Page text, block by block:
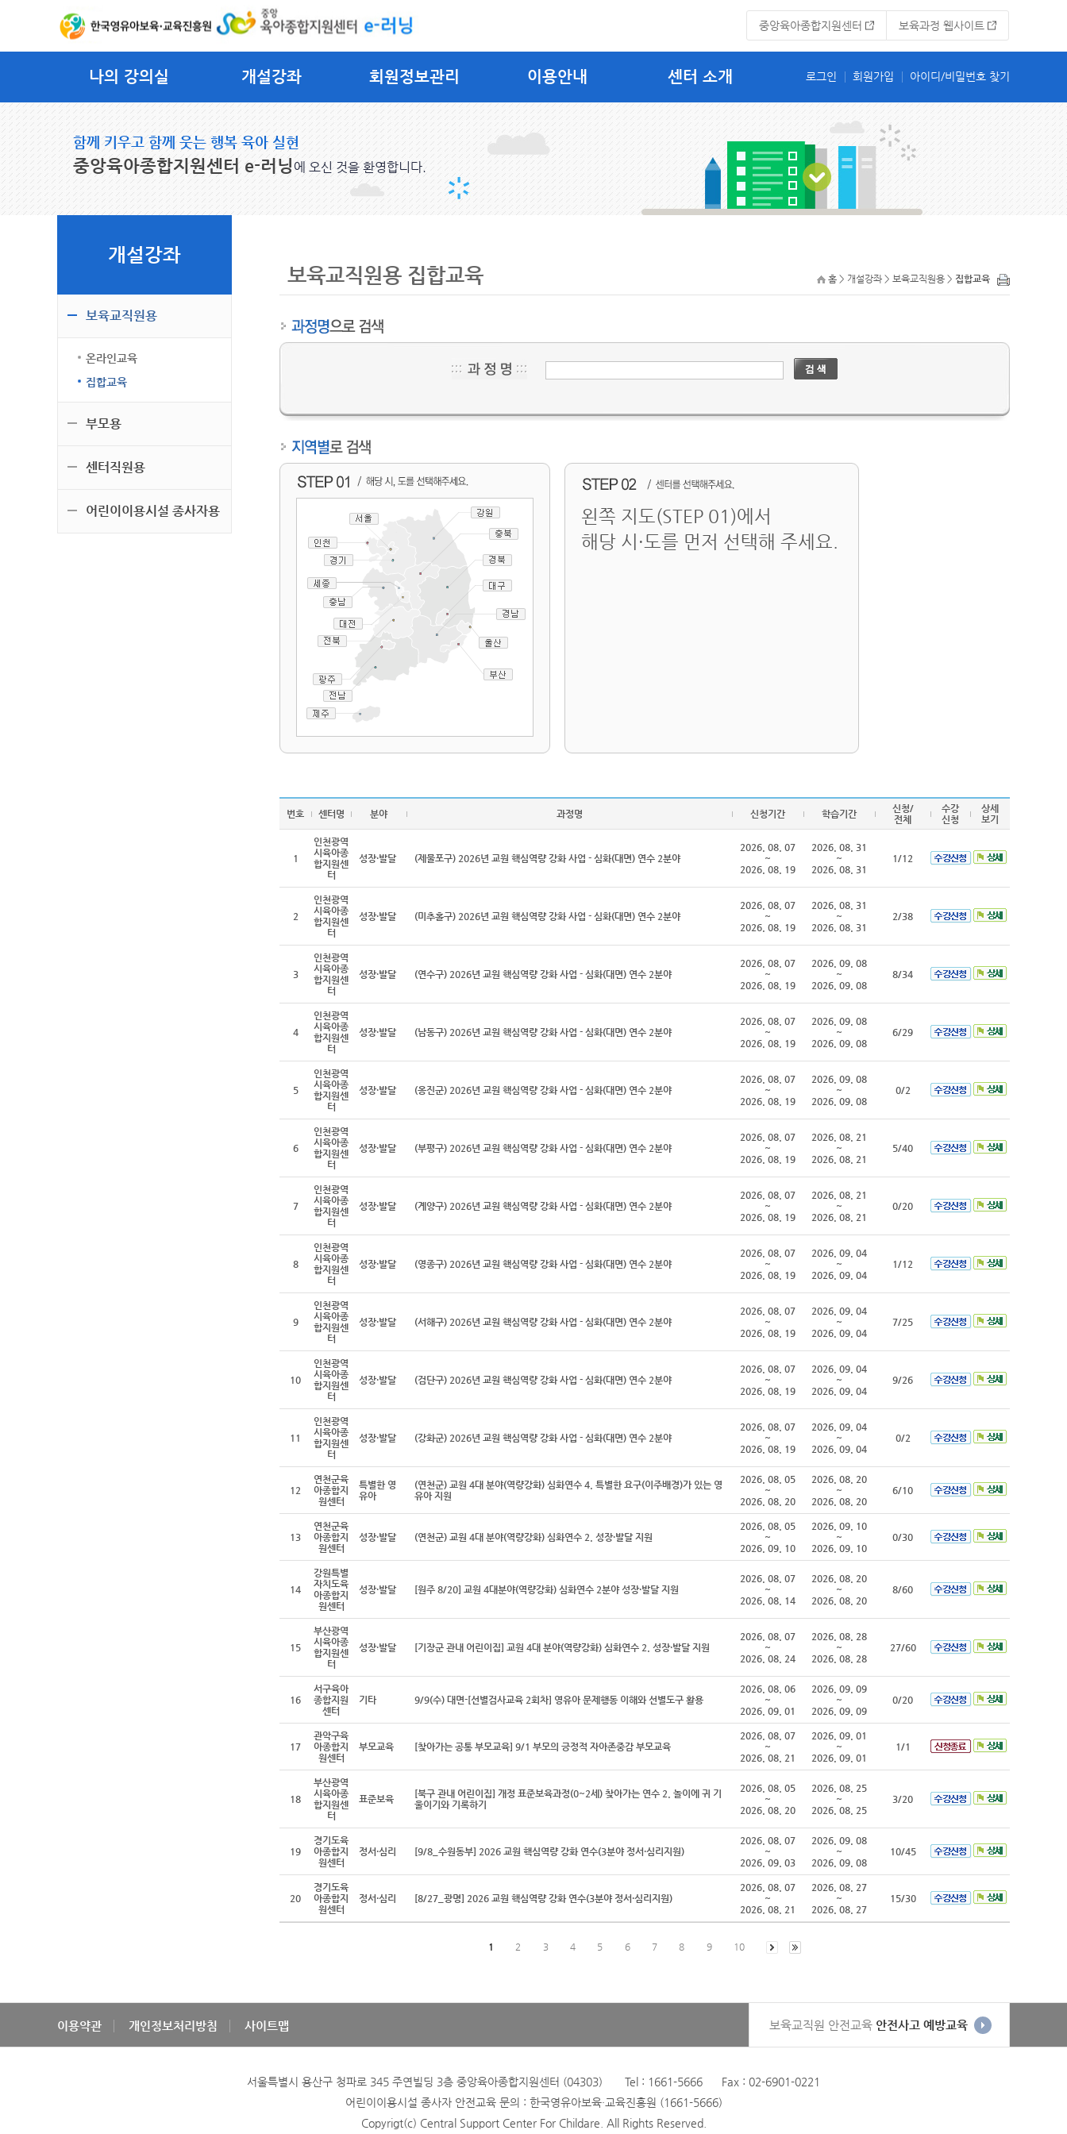
중앙육아종합지원센터 보육과정 웹사이트
나의 강의실 개설강좌 회원정보관리 이용안내 센터 소개
함께 키우고 함께 웃는 행복 육아 실현
중앙육아종합지원센터 e-러닝 에 오신 것을 환영합니다.
개설강좌
보육교직원용
온라인교육
집합교육
부모용
센터직원용
어린이이용시설 종사자용
보육교직원용 집합교육 홈 > 개설강좌 > 보육교직원용 > 집합교육
왼쪽 지도(STEP 01)에서
해당 시·도를 먼저 선택해 주세요.
번호 센터명 분야 과정명 신청기간 학습기간
신청/
전체
수강
신청
상세
보기
1
인천광역
시육아종
합지원센
터
성장·발달 (제물포구) 2026년 교원 핵심역량 강화 사업 - 심화(대면) 연수 2분야
2026. 08. 07
~
2026. 08. 19
2026. 08. 31
~
2026. 08. 31
1/12
2
인천광역
시육아종
합지원센
터
성장·발달 (미추홀구) 2026년 교원 핵심역량 강화 사업 - 심화(대면) 연수 2분야
2026. 08. 07
~
2026. 08. 19
2026. 08. 31
~
2026. 08. 31
2/38
3
인천광역
시육아종
합지원센
터
성장·발달 (연수구) 2026년 교원 핵심역량 강화 사업 - 심화(대면) 연수 2분야
2026. 08. 07
~
2026. 08. 19
2026. 09. 08
~
2026. 09. 08
8/34
4
인천광역
시육아종
합지원센
터
성장·발달 (남동구) 2026년 교원 핵심역량 강화 사업 - 심화(대면) 연수 2분야
2026. 08. 07
~
2026. 08. 19
2026. 09. 08
~
2026. 09. 08
6/29
5
인천광역
시육아종
합지원센
터
성장·발달 (옹진군) 2026년 교원 핵심역량 강화 사업 - 심화(대면) 연수 2분야
2026. 08. 07
~
2026. 08. 19
2026. 09. 08
~
2026. 09. 08
0/2
6
인천광역
시육아종
합지원센
터
성장·발달 (부평구) 2026년 교원 핵심역량 강화 사업 - 심화(대면) 연수 2분야
2026. 08. 07
~
2026. 08. 19
2026. 08. 21
~
2026. 08. 21
5/40
7
인천광역
시육아종
합지원센
터
성장·발달 (계양구) 2026년 교원 핵심역량 강화 사업 - 심화(대면) 연수 2분야
2026. 08. 07
~
2026. 08. 19
2026. 08. 21
~
2026. 08. 21
0/20
8
인천광역
시육아종
합지원센
터
성장·발달 (영종구) 2026년 교원 핵심역량 강화 사업 - 심화(대면) 연수 2분야
2026. 08. 07
~
2026. 08. 19
2026. 09. 04
~
2026. 09. 04
1/12
9
인천광역
시육아종
합지원센
터
성장·발달 (서해구) 2026년 교원 핵심역량 강화 사업 - 심화(대면) 연수 2분야
2026. 08. 07
~
2026. 08. 19
2026. 09. 04
~
2026. 09. 04
7/25
10
인천광역
시육아종
합지원센
터
성장·발달 (검단구) 2026년 교원 핵심역량 강화 사업 - 심화(대면) 연수 2분야
2026. 08. 07
~
2026. 08. 19
2026. 09. 04
~
2026. 09. 04
9/26
11
인천광역
시육아종
합지원센
터
성장·발달 (강화군) 2026년 교원 핵심역량 강화 사업 - 심화(대면) 연수 2분야
2026. 08. 07
~
2026. 08. 19
2026. 09. 04
~
2026. 09. 04
0/2
12
연천군육
아종합지
원센터
특별한 영
유아
(연천군) 교원 4대 분야(역량강화) 심화연수 4. 특별한 요구(이주배경)가 있는 영
유아 지원
2026. 08. 05
~
2026. 08. 20
2026. 08. 20
~
2026. 08. 20
6/10
13
연천군육
아종합지
원센터
성장·발달 (연천군) 교원 4대 분야(역량강화) 심화연수 2. 성장·발달 지원
2026. 08. 05
~
2026. 09. 10
2026. 09. 10
~
2026. 09. 10
0/30
14
강원특별
자치도육
아종합지
원센터
성장·발달 [원주 8/20] 교원 4대분야(역량강화) 심화연수 2분야 성장·발달 지원
2026. 08. 07
~
2026. 08. 14
2026. 08. 20
~
2026. 08. 20
8/60
15
부산광역
시육아종
합지원센
터
성장·발달 [기장군 관내 어린이집] 교원 4대 분야(역량강화) 심화연수 2. 성장·발달 지원
2026. 08. 07
~
2026. 08. 24
2026. 08. 28
~
2026. 08. 28
27/60
16
서구육아
종합지원
센터
기타 9/9(수) 대면-[선별검사교육 2회차] 영유아 문제행동 이해와 선별도구 활용
2026. 08. 06
~
2026. 09. 01
2026. 09. 09
~
2026. 09. 09
0/20
17
관악구육
아종합지
원센터
부모교육 [찾아가는 공통 부모교육] 9/1 부모의 긍정적 자아존중감 부모교육
2026. 08. 07
~
2026. 08. 21
2026. 09. 01
~
2026. 09. 01
1/1
18
부산광역
시육아종
합지원센
터
표준보육
[북구 관내 어린이집] 개정 표준보육과정(0~2세) 찾아가는 연수 2. 놀이에 귀 기
울이기와 기록하기
2026. 08. 05
~
2026. 08. 20
2026. 08. 25
~
2026. 08. 25
3/20
19
경기도육
아종합지
원센터
정서·심리 [9/8_수원동부] 2026 교원 핵심역량 강화 연수(3분야 정서·심리지원)
2026. 08. 07
~
2026. 09. 03
2026. 09. 08
~
2026. 09. 08
10/45
20
경기도육
아종합지
원센터
정서·심리 [8/27_광명] 2026 교원 핵심역량 강화 연수(3분야 정서·심리지원)
2026. 08. 07
~
2026. 08. 21
2026. 08. 27
~
2026. 08. 27
15/30
1 2 3 4 5 6 7 8 9 10
이용약관 개인정보처리방침 사이트맵 보육교직원 안전교육 안전사고 예방교육
서울특별시 용산구 청파로 345 주연빌딩 3층 중앙육아종합지원센터 (04303) Tel : 1661-5666 Fax : 02-6901-0221
어린이이용시설 종사자 안전교육 문의 : 한국영유아보육·교육진흥원 (1661-5666)
Copyrigt(c) Central Support Center For Childare. All Rights Reserved.